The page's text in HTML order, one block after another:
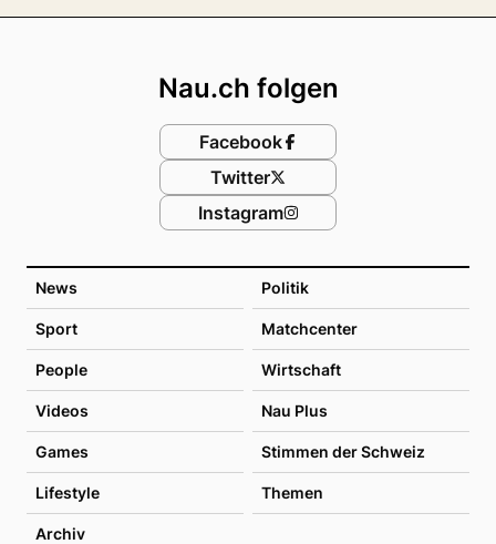
News Politik
Sport Matchcenter
People Wirtschaft
Videos Nau Plus
Games Stimmen der Schweiz
Lifestyle Themen
Archiv
Nau.ch folgen
Facebook
Twitter
Instagram